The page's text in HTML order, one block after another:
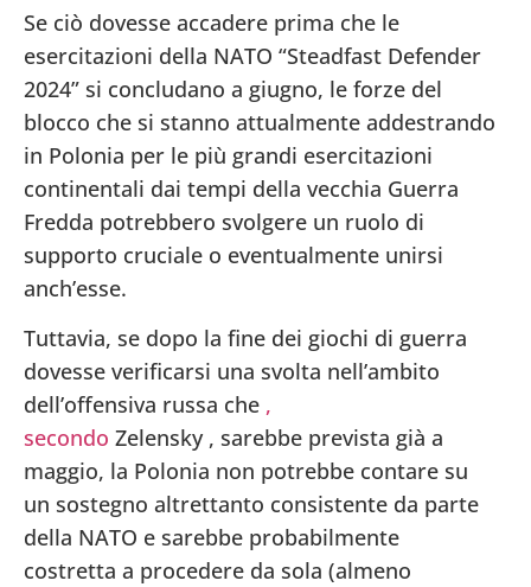
Se ciò dovesse accadere prima che le
esercitazioni della NATO “Steadfast Defender
2024” si concludano a giugno, le forze del
blocco che si stanno attualmente addestrando
in Polonia per le più grandi esercitazioni
continentali dai tempi della vecchia Guerra
Fredda potrebbero svolgere un ruolo di
supporto cruciale o eventualmente unirsi
anch’esse.
Tuttavia, se dopo la fine dei giochi di guerra
dovesse verificarsi una svolta nell’ambito
dell’offensiva russa che ,
secondo Zelensky , sarebbe prevista già a
maggio, la Polonia non potrebbe contare su
un sostegno altrettanto consistente da parte
della NATO e sarebbe probabilmente
costretta a procedere da sola (almeno